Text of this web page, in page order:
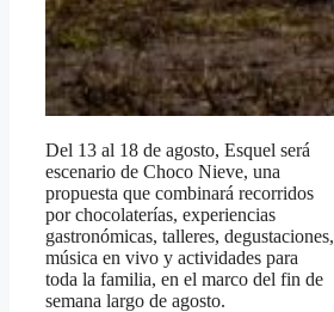
Del 13 al 18 de agosto, Esquel será
escenario de Choco Nieve, una
propuesta que combinará recorridos
por chocolaterías, experiencias
gastronómicas, talleres, degustaciones,
música en vivo y actividades para
toda la familia, en el marco del fin de
semana largo de agosto.